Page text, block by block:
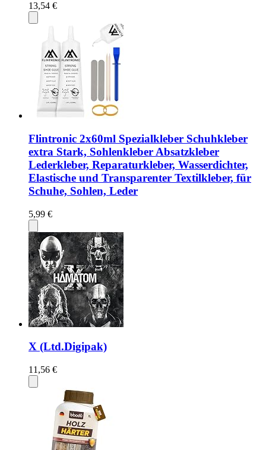
13,54 €
Flintronic 2x60ml Spezialkleber Schuhkleber
extra Stark, Sohlenkleber Absatzkleber
Lederkleber, Reparaturkleber, Wasserdichter,
Elastische und Transparenter Textilkleber, für
Schuhe, Sohlen, Leder
5,99 €
X (Ltd.Digipak)
11,56 €